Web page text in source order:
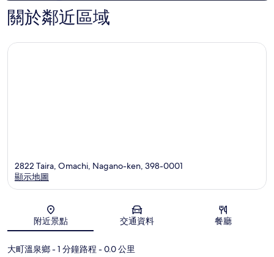
關於鄰近區域
地圖
2822 Taira, Omachi, Nagano-ken, 398-0001
顯示地圖
附近景點 交通資料 餐廳
大町溫泉鄉- 1 分鐘路程 - 0.0 公里